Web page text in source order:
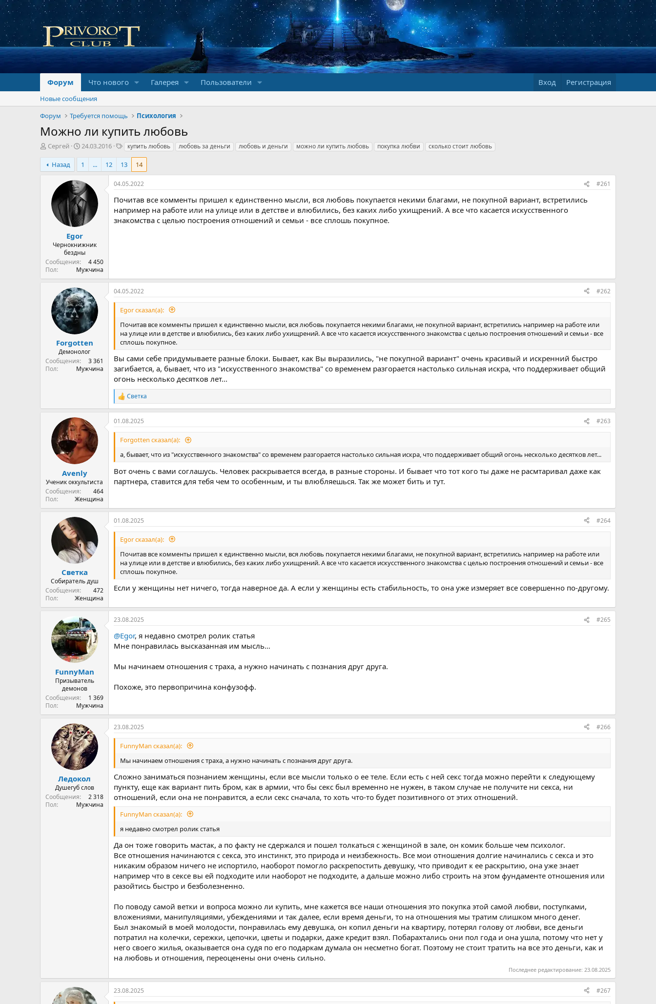
Форум Что нового Галерея Пользователи Вход Регистрация
Новые сообщения
Форум
Требуется помощь Психология
Можно ли купить любовь
А
т
о
м
Сергей
Д
т
а
н
а
ч
а
л
а
24.03.2016
Т
г
и
купить любовь любовь за деньги любовь и деньги можно ли купить любовь покупка любви сколько стоит любовь
Назад 1 ... 12 13 14
Egor
Чернокнижник
бездны
Сообщения
4 450
Пол
Мужчина
04.05.2022 #261
Почитав все комменты пришел к единственно мысли, вся любовь покупается некими благами, не покупной вариант, встретились
например на работе или на улице или в детстве и влюбились, без каких либо ухищрений. А все что касается искусственного
знакомства с целью построения отношений и семьи - все сплошь покупное.
Forgotten
Демонолог
Сообщения
3 361
Пол
Мужчина
04.05.2022 #262
Egor сказал(а):
Почитав все комменты пришел к единственно мысли, вся любовь покупается некими благами, не покупной вариант, встретились например на работе или
на улице или в детстве и влюбились, без каких либо ухищрений. А все что касается искусственного знакомства с целью построения отношений и семьи - все
сплошь покупное.
Вы сами себе придумываете разные блоки. Бывает, как Вы выразились, "не покупной вариант" очень красивый и искренний быстро
загибается, а, бывает, что из "искусственного знакомства" со временем разгорается настолько сильная искра, что поддерживает общий
огонь несколько десятков лет...
Р
е
а
к
ц
и
Светка
Avenly
Ученик оккультиста
Сообщения
464
Пол
Женщина
01.08.2025 #263
Forgotten сказал(а):
а, бывает, что из "искусственного знакомства" со временем разгорается настолько сильная искра, что поддерживает общий огонь несколько десятков лет...
Вот очень с вами соглашусь. Человек раскрывается всегда, в разные стороны. И бывает что тот кого ты даже не расмтаривал даже как
партнера, ставится для тебя чем то особенным, и ты влюбляешься. Так же может бить и тут.
Светка
Собиратель душ
Сообщения
472
Пол
Женщина
01.08.2025 #264
Egor сказал(а):
Почитав все комменты пришел к единственно мысли, вся любовь покупается некими благами, не покупной вариант, встретились например на работе или
на улице или в детстве и влюбились, без каких либо ухищрений. А все что касается искусственного знакомства с целью построения отношений и семьи - все
сплошь покупное.
Если у женщины нет ничего, тогда наверное да. А если у женщины есть стабильность, то она уже измеряет все совершенно по-другому.
FunnyMan
Призыватель
демонов
Сообщения
1 369
Пол
Мужчина
23.08.2025 #265
@Egor, я недавно смотрел ролик статья
Мне понравилась высказанная им мысль…
Мы начинаем отношения с траха, а нужно начинать с познания друг друга.
Похоже, это первопричина конфузофф.
Ледокол
Душегуб слов
Сообщения
2 318
Пол
Мужчина
23.08.2025 #266
FunnyMan сказал(а):
Мы начинаем отношения с траха, а нужно начинать с познания друг друга.
Сложно заниматься познанием женщины, если все мысли только о ее теле. Если есть с ней секс тогда можно перейти к следующему
пункту, еще как вариант пить бром, как в армии, что бы секс был временно не нужен, в таком случае не получите ни секса, ни
отношений, если она не понравится, а если секс сначала, то хоть что-то будет позитивного от этих отношений.
FunnyMan сказал(а):
я недавно смотрел ролик статья
Да он тоже говорить мастак, а по факту не сдержался и пошел толкаться с женщиной в зале, он комик больше чем психолог.
Все отношения начинаются с секса, это инстинкт, это природа и неизбежность. Все мои отношения долгие начинались с секса и это
никаким образом ничего не испортило, наоборот помогло раскрепостить девушку, что приводит к ее раскрытию, она уже знает
например что в сексе вы ей подходите или наоборот не подходите, а дальше можно либо строить на этом фундаменте отношения или
разойтись быстро и безболезненно.
По поводу самой ветки и вопроса можно ли купить, мне кажется все наши отношения это покупка этой самой любви, поступками,
вложениями, манипуляциями, убеждениями и так далее, если время деньги, то на отношения мы тратим слишком много денег.
Был знакомый в моей молодости, понравилась ему девушка, он копил деньги на квартиру, потерял голову от любви, все деньги
потратил на колечки, сережки, цепочки, цветы и подарки, даже кредит взял. Побарахтались они пол года и она ушла, потому что нет у
него своего жилья, оказывается она судя по его подаркам думала он несметно богат. Поэтому не стоит тратить на все это деньги, как и
на любовь и отношения, переоценены они очень сильно.
Последнее редактирование: 23.08.2025
23.08.2025 #267